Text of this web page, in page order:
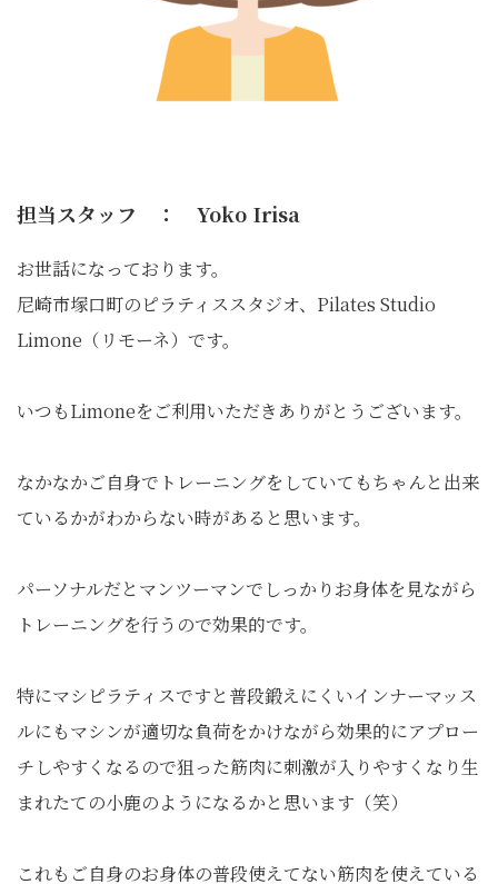
担当スタッフ ： Yoko Irisa
お世話になっております。
尼崎市塚口町のピラティススタジオ、Pilates Studio
Limone（リモーネ）です。
いつもLimoneをご利用いただきありがとうございます。
なかなかご自身でトレーニングをしていてもちゃんと出来
ているかがわからない時があると思います。
パーソナルだとマンツーマンでしっかりお身体を見ながら
トレーニングを行うので効果的です。
特にマシピラティスですと普段鍛えにくいインナーマッス
ルにもマシンが適切な負荷をかけながら効果的にアプロー
チしやすくなるので狙った筋肉に刺激が入りやすくなり生
まれたての小鹿のようになるかと思います（笑）
これもご自身のお身体の普段使えてない筋肉を使えている